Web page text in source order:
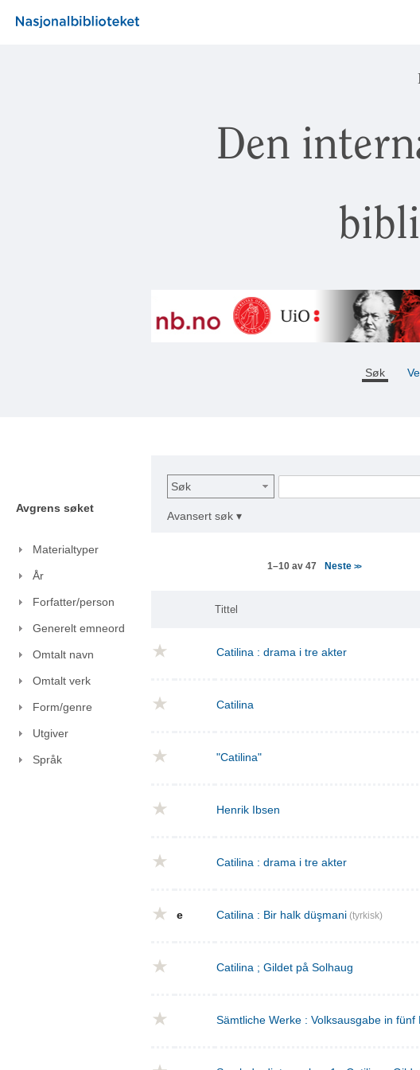
Den
Søk
Avgrens søket
Materialtyper
År
Forfatter/person
Generelt emneord
Omtalt navn
Omtalt verk
Form/genre
Utgiver
Språk
Søk
Avansert søk ▾
1–10 av 47 Neste>>
Tittel
Catilina : drama i tre akter
Catilina
"Catilina"
Henrik Ibsen
Catilina : drama i tre akter
e Catilina : Bir halk düşmani (tyrkisk)
Catilina ; Gildet på Solhaug
Sämtliche Werke : Volksausgabe in fünf